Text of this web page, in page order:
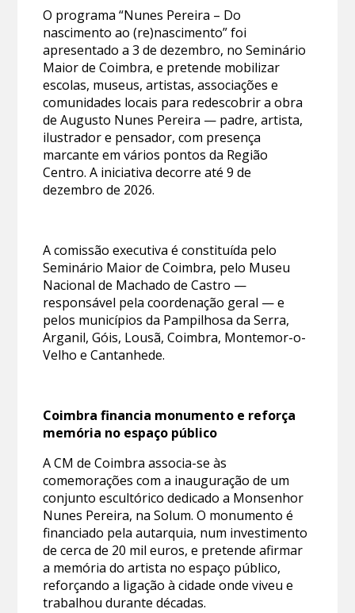
O programa “Nunes Pereira – Do
nascimento ao (re)nascimento” foi
apresentado a 3 de dezembro, no Seminário
Maior de Coimbra, e pretende mobilizar
escolas, museus, artistas, associações e
comunidades locais para redescobrir a obra
de Augusto Nunes Pereira — padre, artista,
ilustrador e pensador, com presença
marcante em vários pontos da Região
Centro. A iniciativa decorre até 9 de
dezembro de 2026.
A comissão executiva é constituída pelo
Seminário Maior de Coimbra, pelo Museu
Nacional de Machado de Castro —
responsável pela coordenação geral — e
pelos municípios da Pampilhosa da Serra,
Arganil, Góis, Lousã, Coimbra, Montemor-o-
Velho e Cantanhede.
Coimbra financia monumento e reforça
memória no espaço público
A CM de Coimbra associa-se às
comemorações com a inauguração de um
conjunto escultórico dedicado a Monsenhor
Nunes Pereira, na Solum. O monumento é
financiado pela autarquia, num investimento
de cerca de 20 mil euros, e pretende afirmar
a memória do artista no espaço público,
reforçando a ligação à cidade onde viveu e
trabalhou durante décadas.